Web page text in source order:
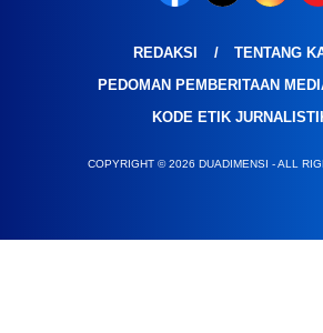
REDAKSI
TENTANG
PEDOMAN PEMBERITAAN
KODE ETIK
COPYRIGHT © 2026 DUADIMENSI - ALL